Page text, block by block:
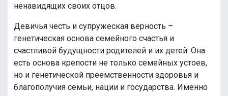
ненавидящих своих отцов.
Девичья честь и супружеская верность –
генетическая основа семейного счастья и
счастливой будущности родителей и их детей. Она
есть основа крепости не только семейных устоев,
но и генетической преемственности здоровья и
благополучия семьи, нации и государства. Именно